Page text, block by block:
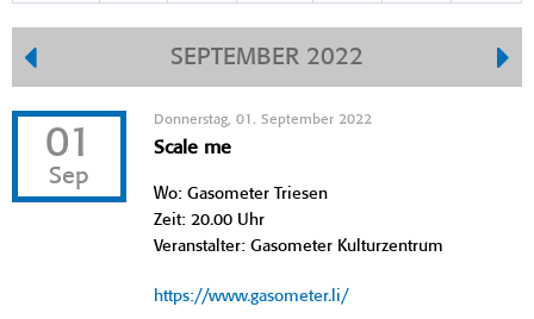
SEPTEMBER 2022
01
Sep
Donnerstag, 01. September 2022
Scale me
Wo: Gasometer Triesen
Zeit: 20.00 Uhr
Veranstalter: Gasometer Kulturzentrum
https://www.gasometer.li/